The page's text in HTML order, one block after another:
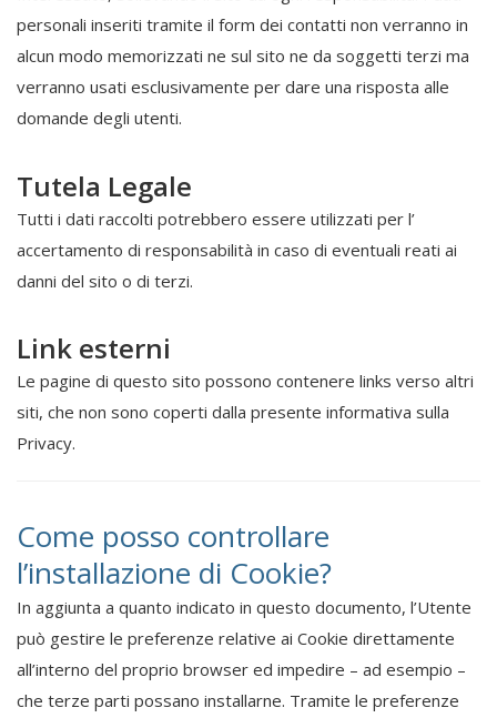
personali inseriti tramite il form dei contatti non verranno in
alcun modo memorizzati ne sul sito ne da soggetti terzi ma
verranno usati esclusivamente per dare una risposta alle
domande degli utenti.
Tutela Legale
Tutti i dati raccolti potrebbero essere utilizzati per l’
accertamento di responsabilità in caso di eventuali reati ai
danni del sito o di terzi.
Link esterni
Le pagine di questo sito possono contenere links verso altri
siti, che non sono coperti dalla presente informativa sulla
Privacy.
Come posso controllare
l’installazione di Cookie?
In aggiunta a quanto indicato in questo documento, l’Utente
può gestire le preferenze relative ai Cookie direttamente
all’interno del proprio browser ed impedire – ad esempio –
che terze parti possano installarne. Tramite le preferenze